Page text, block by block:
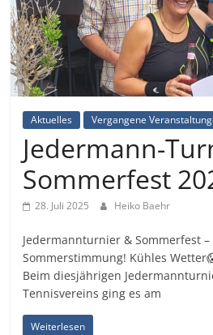
Aktuelles Vergangene
Jedermann-
Sommerfest
28. Juli 2025 Heiko Baehr
Jedermannturnier & Sommerfest
Sommerstimmung! Kühles
Beim diesjährigen
Tennisvereins ging es am
Weiterlesen